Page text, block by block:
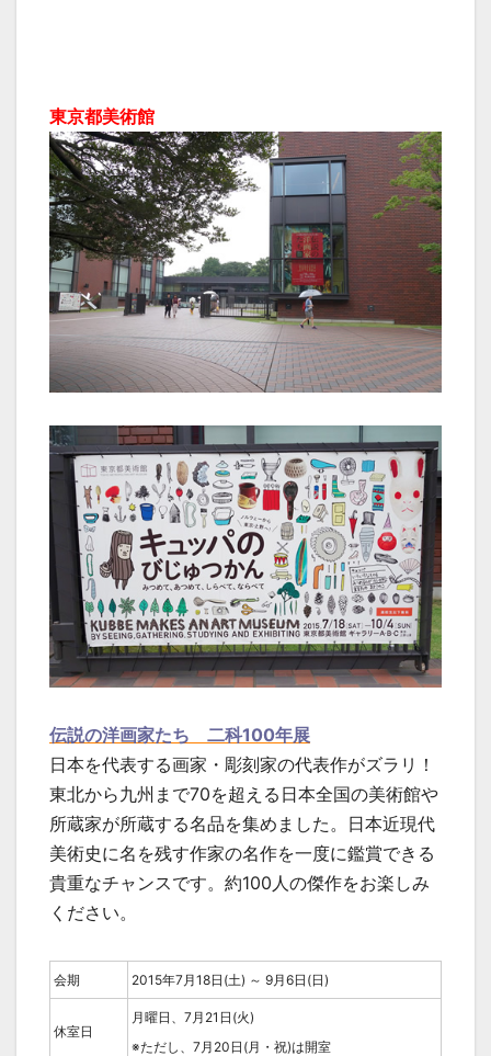
東京都美術館
伝説の洋画家たち 二科100年展
日本を代表する画家・彫刻家の代表作がズラリ！
東北から九州まで70を超える日本全国の美術館や
所蔵家が所蔵する名品を集めました。日本近現代
美術史に名を残す作家の名作を一度に鑑賞できる
貴重なチャンスです。約100人の傑作をお楽しみ
ください。
会期 2015年7月18日(土) ～ 9月6日(日)
休室日
月曜日、7月21日(火)
※ただし、7月20日(月・祝)は開室